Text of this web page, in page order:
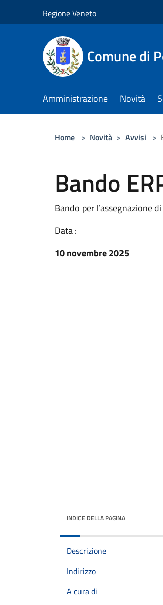
Regione Veneto
Comune di
Amministrazione Novità
Home > Novità > Avvisi >
Bando
Bando per l’assegnazione
Data :
10 novembre 2025
INDICE DELLA PAGINA
Descrizione
Indirizzo
A cura di